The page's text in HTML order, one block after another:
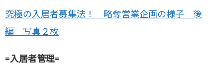
究極の入居者募集法！ 略奪営業企画の様子 後
編 写真２枚
=入居者管理=